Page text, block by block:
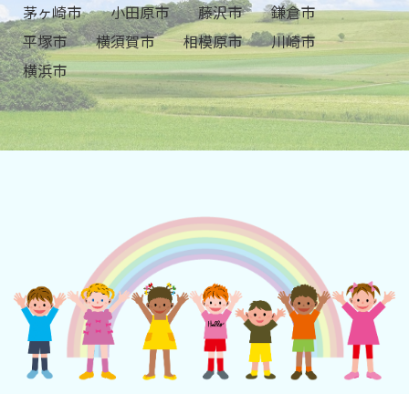
茅ヶ崎市
小田原市 藤沢市
鎌倉市
平塚市
横須賀市 相模原市
川崎市
横浜市